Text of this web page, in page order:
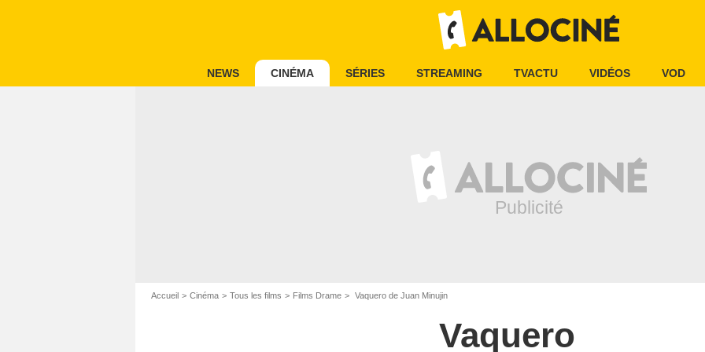
NEWS CINÉMA SÉRIES STREAMING TVACTU VIDÉOS VOD
Accueil Cinéma Tous les films Films Drame Vaquero de Juan Minujin
Vaquero